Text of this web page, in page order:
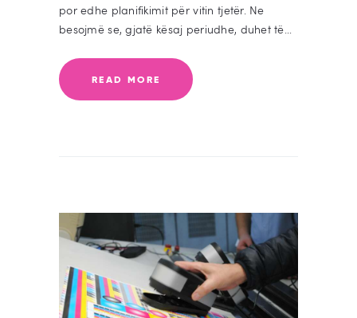
por edhe planifikimit për vitin tjetër. Ne
besojmë se, gjatë kësaj periudhe, duhet të…
READ MORE